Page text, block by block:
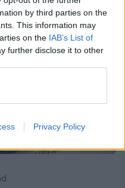
by third parties on the
This information may
on the IAB’s List of
further disclose it to other
Privacy Policy